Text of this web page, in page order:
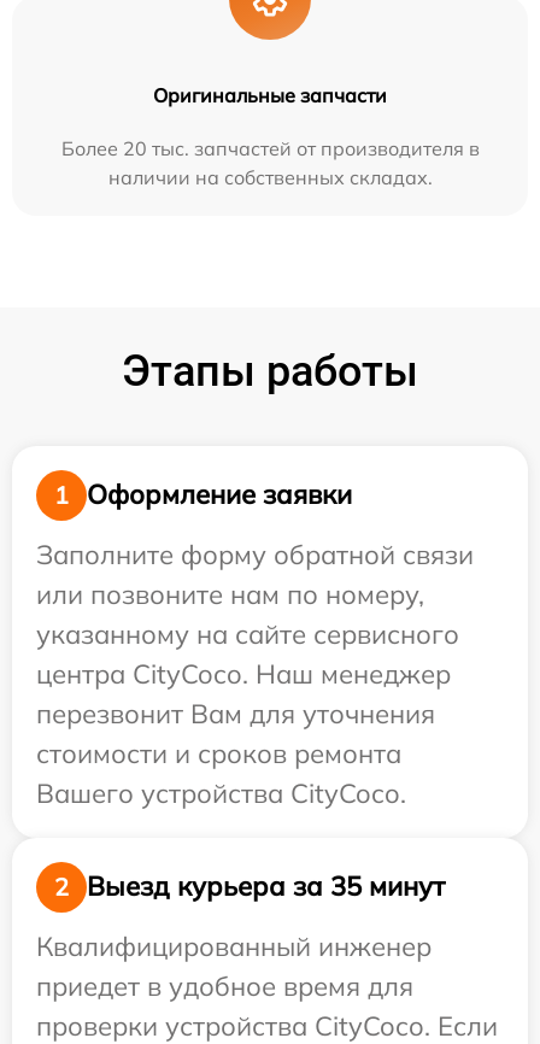
Оригинальные запчасти
Более 20 тыс. запчастей от производителя в
наличии на собственных складах.
Этапы работы
1
Оформление заявки
Заполните форму обратной связи
или позвоните нам по номеру,
указанному на сайте сервисного
центра CityCoco. Наш менеджер
перезвонит Вам для уточнения
стоимости и сроков ремонта
Вашего устройства CityCoco.
2
Выезд курьера за 35 минут
Квалифицированный инженер
приедет в удобное время для
проверки устройства CityCoco. Если